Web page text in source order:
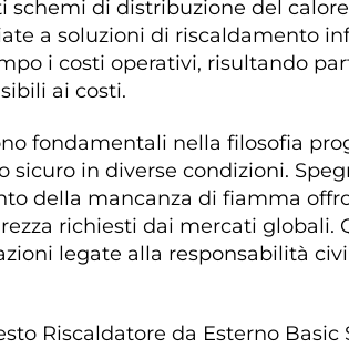
schemi di distribuzione del
a soluzioni di riscaldamento
i costi operativi, risultando
ai costi.
fondamentali nella filosofia
in diverse condizioni.
della mancanza di fiamma
richiesti dai mercati globali.
legate alla responsabilità
Riscaldatore da Esterno